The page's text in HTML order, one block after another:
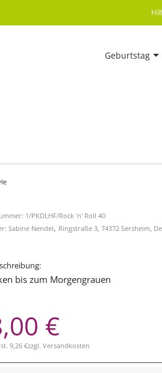
Geburtstag
1/PKDLHF/Rock 'n' Roll 40
Sabine Nendel, Ringstraße 3, 74372 Sersheim,
bis zum Morgengrauen
€
9,26 €zzgl. Versandkosten